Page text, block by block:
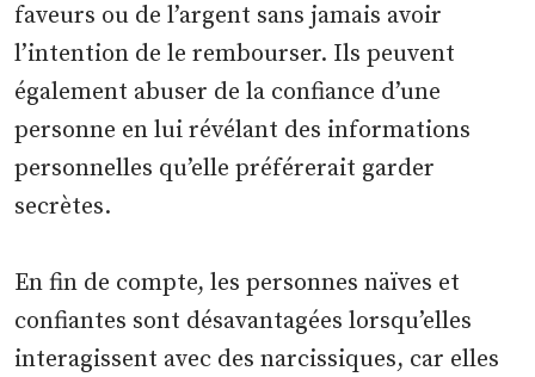
faveurs ou de l’argent sans jamais avoir
l’intention de le rembourser. Ils peuvent
également abuser de la confiance d’une
personne en lui révélant des informations
personnelles qu’elle préférerait garder
secrètes.
En fin de compte, les personnes naïves et
confiantes sont désavantagées lorsqu’elles
interagissent avec des narcissiques, car elles